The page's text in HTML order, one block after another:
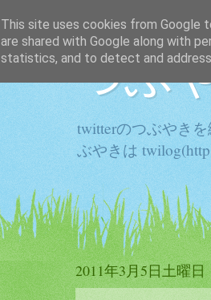
つぶ
twitterのつぶやき
ぶやきは
2011年3月5日土曜日
This site uses cookies from Google
are shared with Google along with
statistics, and to detect and